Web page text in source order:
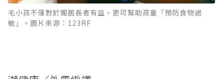
毛小孩不僅對於獨居長者有益，更可幫助孩童「預防食物過
敏」。圖片來源：123RF